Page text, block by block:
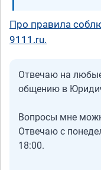
Про правила
9111.ru.
Отвечаю на
общению в
Вопросы мне
Отвечаю с
18:00.